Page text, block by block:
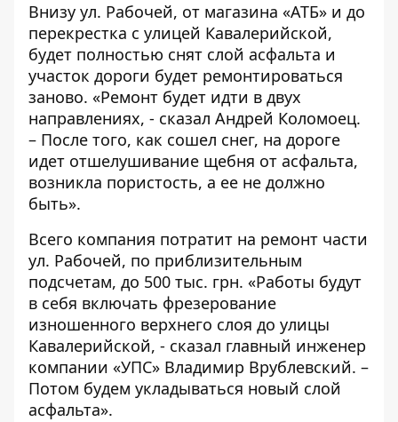
Внизу ул. Рабочей, от магазина «АТБ» и до
перекрестка с улицей Кавалерийской,
будет полностью снят слой асфальта и
участок дороги будет ремонтироваться
заново. «Ремонт будет идти в двух
направлениях, - сказал Андрей Коломоец.
– После того, как сошел снег, на дороге
идет отшелушивание щебня от асфальта,
возникла пористость, а ее не должно
быть».
Всего компания потратит на ремонт части
ул. Рабочей, по приблизительным
подсчетам, до 500 тыс. грн. «Работы будут
в себя включать фрезерование
изношенного верхнего слоя до улицы
Кавалерийской, - сказал главный инженер
компании «УПС» Владимир Врублевский. –
Потом будем укладываться новый слой
асфальта».